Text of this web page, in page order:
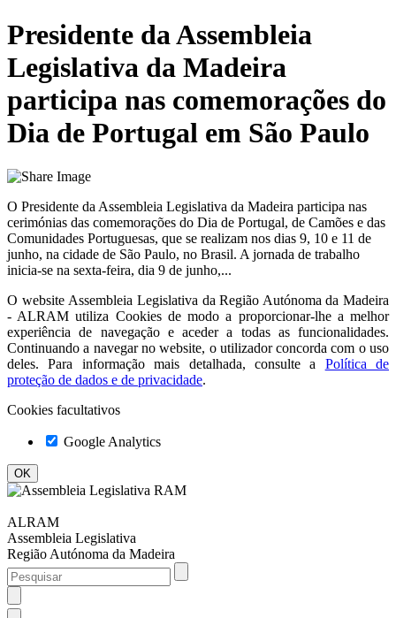
Presidente da Assembleia
Legislativa da Madeira
participa nas comemorações do
Dia de Portugal em São Paulo
O Presidente da Assembleia Legislativa da Madeira participa nas
cerimónias das comemorações do Dia de Portugal, de Camões e das
Comunidades Portuguesas, que se realizam nos dias 9, 10 e 11 de
junho, na cidade de São Paulo, no Brasil. A jornada de trabalho
inicia-se na sexta-feira, dia 9 de junho,...
O website Assembleia Legislativa da Região Autónoma da Madeira
- ALRAM utiliza Cookies de modo a proporcionar-lhe a melhor
experiência de navegação e aceder a todas as funcionalidades.
Continuando a navegar no website, o utilizador concorda com o uso
deles. Para informação mais detalhada, consulte a
Política de
proteção de dados e de privacidade.
Cookies facultativos
Google Analytics
ALRAM
Assembleia Legislativa
Região Autónoma da Madeira